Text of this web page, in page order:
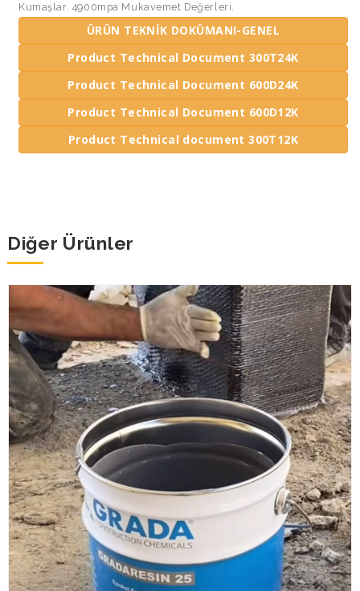
Kumaşlar. 4900mpa Mukavemet Değerleri.
ÜRÜN TEKNİK DOKÜMANI-GENEL
Product Technical Document 300T24K
Product Technical Document 600D24K
Product Technical Document 600D12K
Product Technical document 300T12K
Diğer Ürünler